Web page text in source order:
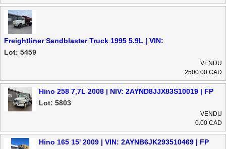
Freightliner Sandblaster Truck 1995 5.9L | VIN:
1FV6JBB2SL706921 | FP
Lot: 5459
VENDU
2500.00 CAD
Hino 258 7,7L 2008 | NIV: 2AYND8JJX83S10019 | FP
Lot: 5803
VENDU
0.00 CAD
Hino 165 15' 2009 | VIN: 2AYNB6JK293510469 | FP